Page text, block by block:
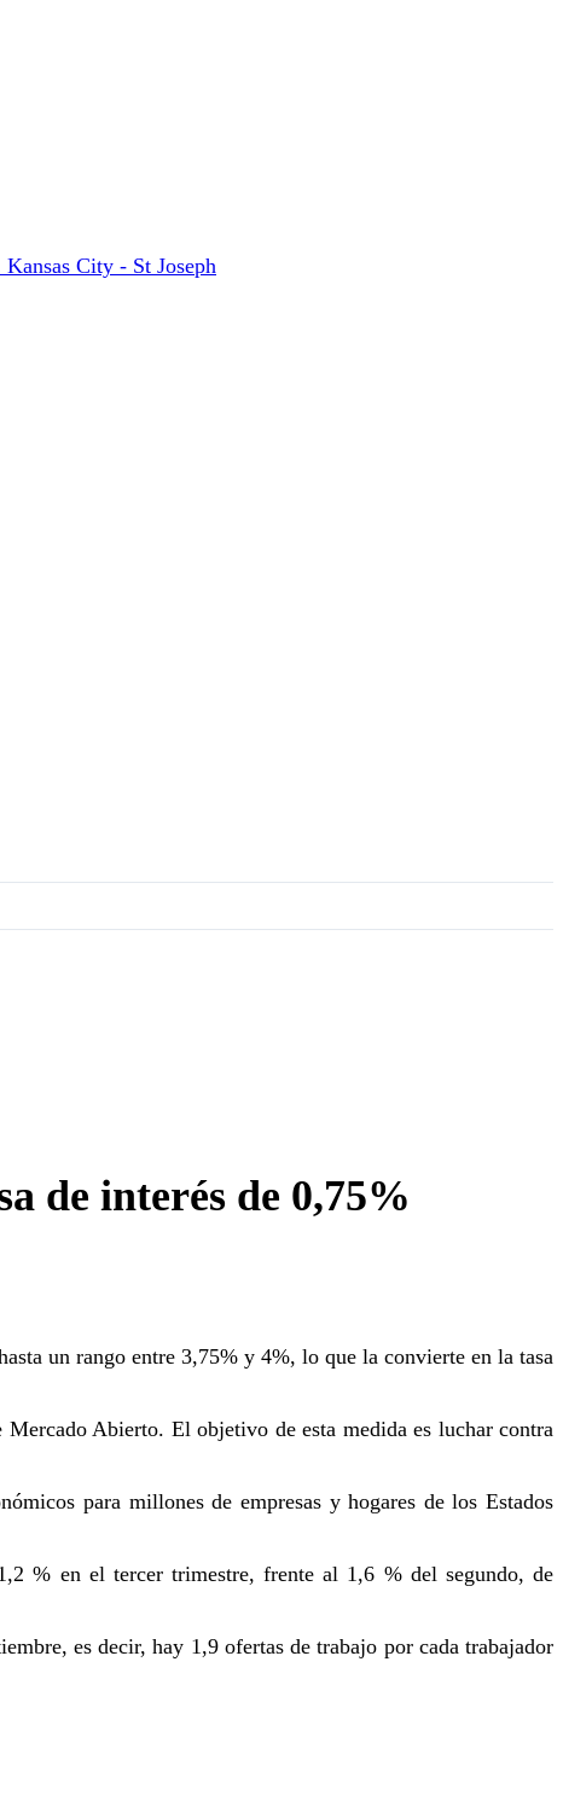
City - St Joseph
de interés de 0,75%
un rango entre 3,75% y 4%, lo que la convierte en la tasa
Abierto. El objetivo de esta medida es luchar contra
para millones de empresas y hogares de los Estados
% en el tercer trimestre, frente al 1,6 % del segundo, de
es decir, hay 1,9 ofertas de trabajo por cada trabajador